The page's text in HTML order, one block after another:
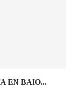
EN BAIO...